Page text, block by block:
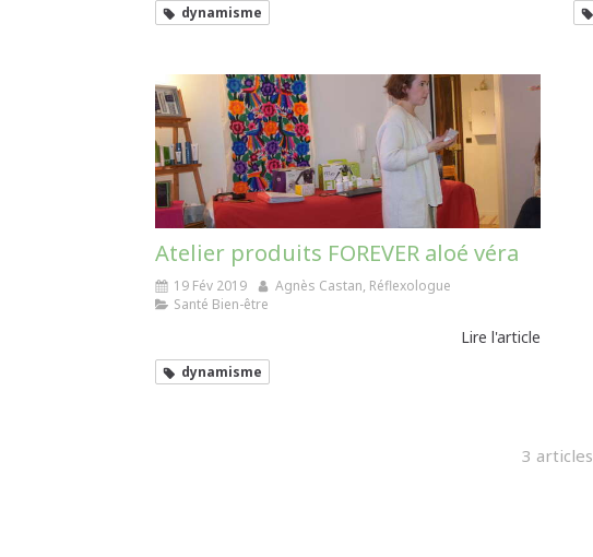
dynamisme
Atelier produits FOREVER aloé véra
19 Fév 2019
Agnès Castan, Réflexologue
Santé Bien-être
Lire l'article
dynamisme
3 articles